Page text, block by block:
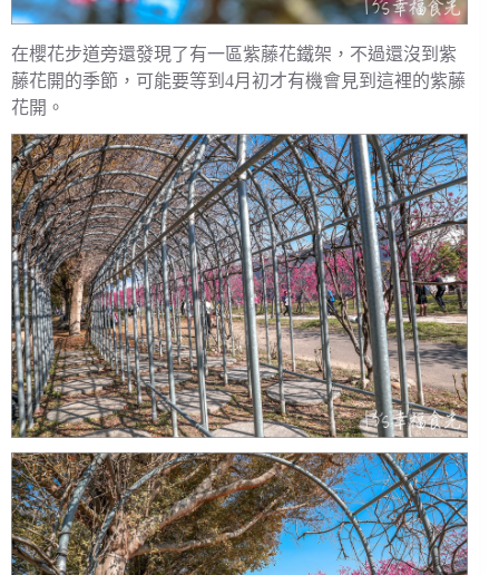
在櫻花步道旁還發現了有一區紫藤花鐵架，不過還沒到紫
藤花開的季節，可能要等到4月初才有機會見到這裡的紫藤
花開。